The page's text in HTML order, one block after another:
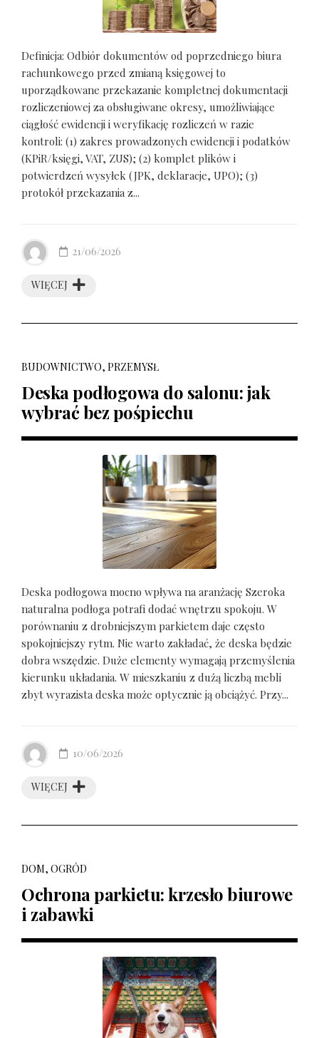
Definicja: Odbiór dokumentów od poprzedniego biura
rachunkowego przed zmianą księgowej to
uporządkowane przekazanie kompletnej dokumentacji
rozliczeniowej za obsługiwane okresy, umożliwiające
ciągłość ewidencji i weryfikację rozliczeń w razie
kontroli: (1) zakres prowadzonych ewidencji i podatków
(KPiR/księgi, VAT, ZUS); (2) komplet plików i
potwierdzeń wysyłek (JPK, deklaracje, UPO); (3)
protokół przekazania z...
WIĘCEJ
21/06/2026
BUDOWNICTWO, PRZEMYSŁ
Deska podłogowa do salonu: jak
wybrać bez pośpiechu
Deska podłogowa mocno wpływa na aranżację Szeroka
naturalna podłoga potrafi dodać wnętrzu spokoju. W
porównaniu z drobniejszym parkietem daje często
spokojniejszy rytm. Nie warto zakładać, że deska będzie
dobra wszędzie. Duże elementy wymagają przemyślenia
kierunku układania. W mieszkaniu z dużą liczbą mebli
zbyt wyrazista deska może optycznie ją obciążyć. Przy...
WIĘCEJ
10/06/2026
DOM, OGRÓD
Ochrona parkietu: krzesło biurowe
i zabawki